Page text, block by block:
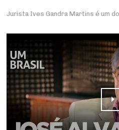
Jurista Ives Gandra Martins é um